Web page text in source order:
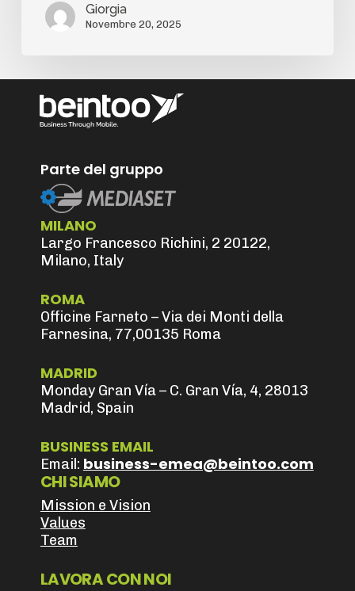
Giorgia
Novembre 20, 2025
Parte del gruppo
MILANO
Largo Francesco Richini, 2 20122,
Milano, Italy
ROMA
Officine Farneto – Via dei Monti della
Farnesina, 77,00135 Roma
MADRID
Monday Gran Vía – C. Gran Vía, 4, 28013
Madrid, Spain
BUSINESS EMAIL
Email: business-emea@beintoo.com
CHI SIAMO
Mission e Vision
Values
Team
LAVORA CON NOI